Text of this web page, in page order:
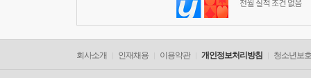
회사소개 인재채용 이용약관 개인정보처리방침 청소년보